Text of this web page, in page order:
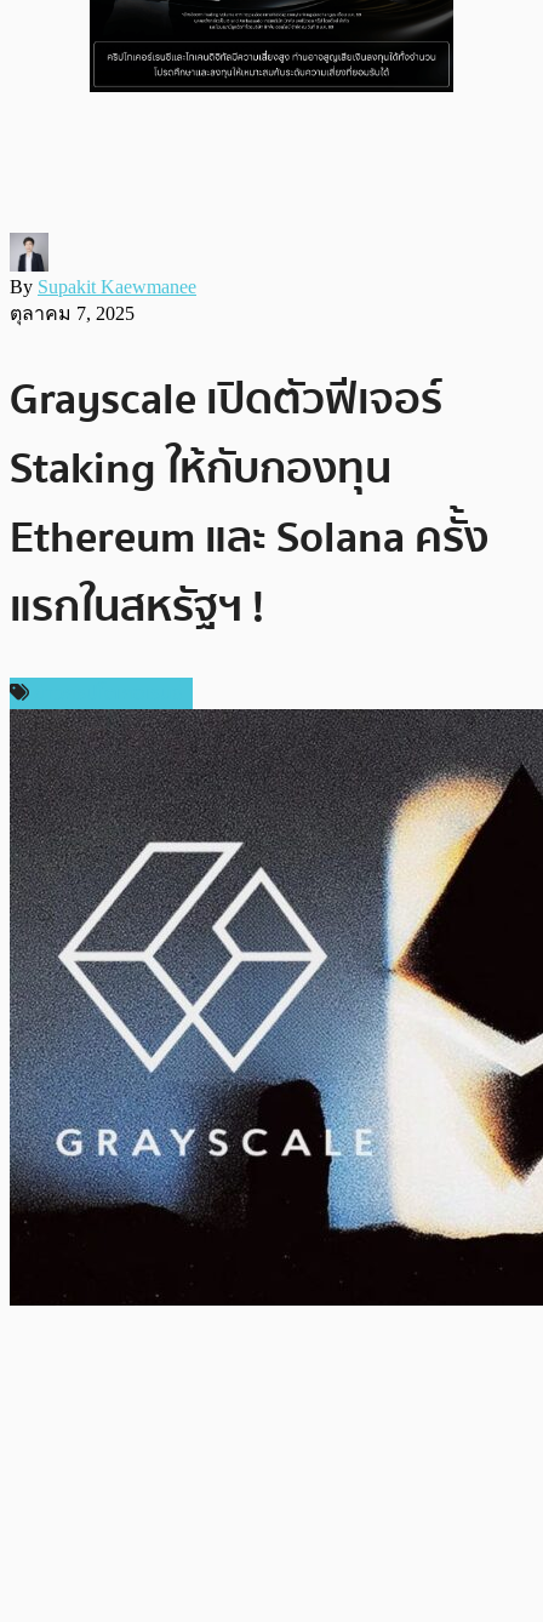
By Supakit Kaewmanee
ตุลาคม 7, 2025
Grayscale เปิดตัวฟีเจอร์
Staking ให้กับกองทุน
Ethereum และ Solana ครั้ง
แรกในสหรัฐฯ !